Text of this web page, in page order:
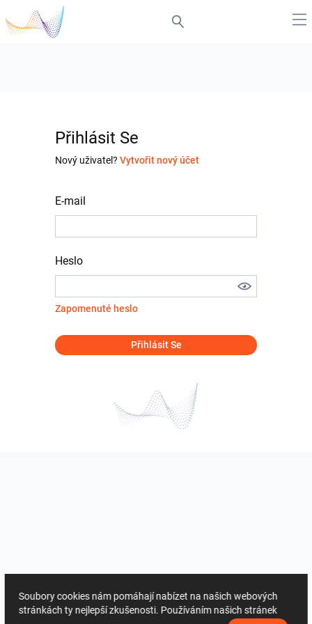
Přihlásit Se
Nový uživatel? Vytvořit nový účet
E-mail
Heslo
Zapomenuté heslo
Přihlásit Se
Soubory cookies nám pomáhají nabízet na našich webových
stránkách ty nejlepší zkušenosti. Používáním našich stránek